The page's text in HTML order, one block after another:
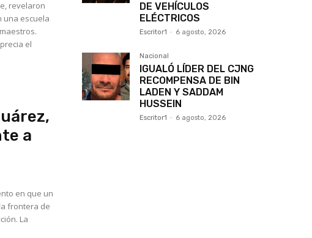
revelaron
una escuela
a
en que un
frontera de
La
DE VEHÍCULOS
ELÉCTRICOS
Escritor1 - 6 agosto, 2026
Nacional
IGUALÓ LÍDER DEL CJNG
RECOMPENSA DE BIN
LADEN Y SADDAM
HUSSEIN
Escritor1 - 6 agosto, 2026